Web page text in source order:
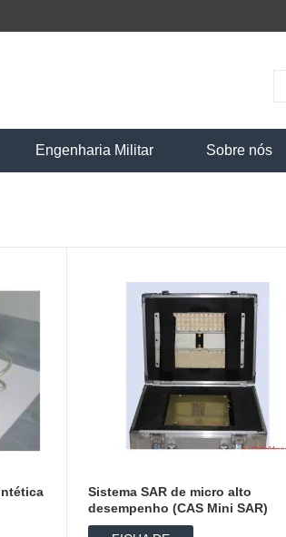
Engenharia Militar Sobre nós
Sistema SAR de micro alto
desempenho (CAS Mini SAR)